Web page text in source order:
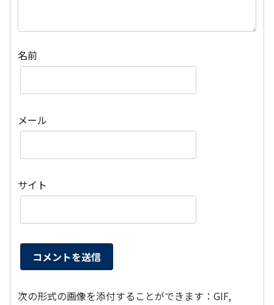
名前
メール
サイト
次の形式の画像を添付することができます：GIF,